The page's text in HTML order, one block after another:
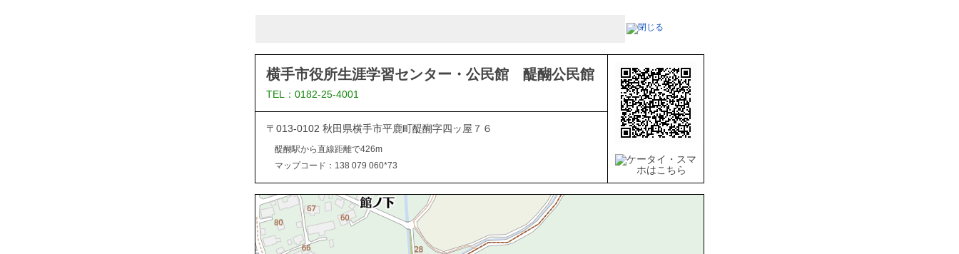
横手市役所生涯学習センター・公民館 醍醐公民館
TEL：0182-25-4001
〒013-0102 秋田県横手市平鹿町醍醐字四ッ屋７６
醍醐駅から直線距離で426m
マップコード：138 079 060*73